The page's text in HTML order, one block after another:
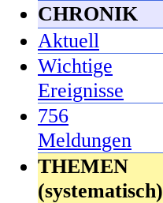
CHRONIK
Aktuell
Wichtige
Ereignisse
756
Meldungen
THEMEN
(systematisch)